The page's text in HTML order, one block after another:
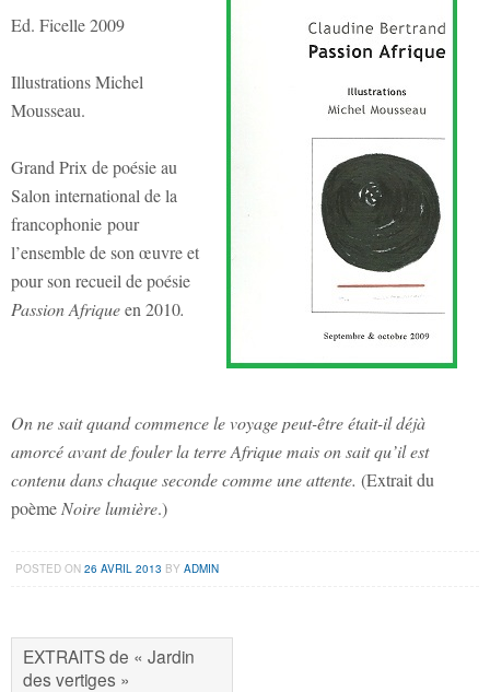
Ed. Ficelle 2009
Illustrations Michel
Mousseau.
Grand Prix de poésie au
Salon international de la
francophonie pour
l’ensemble de son œuvre et
pour son recueil de poésie
PassionAfriqueen 2010.
On ne sait quand commence le voyage peut-être était-il déjà
amorcé avant de fouler la terre Afrique mais on sait qu’il est
contenu dans chaque seconde comme une attente. (Extrait du
poème Noire lumière.)
POSTED ON26 AVRIL 2013 BYADMIN
EXTRAITS de « Jardin
des vertiges »